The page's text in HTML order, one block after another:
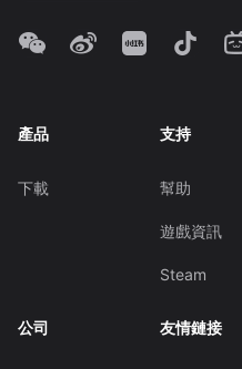
產品
下載
支持
幫助
遊戲資訊
Steam
公司 友情鏈接